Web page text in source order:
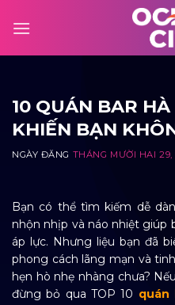
10 QUÁN BAR
KHIẾN BẠN
NGÀY ĐĂNG THÁNG MƯỜI HAI 29,
Bạn có thể tìm kiếm dễ
nhộn nhịp và náo nhiệt giúp
áp lực. Nhưng liệu bạn đã
phong cách lãng mạn và
hẹn hò nhẹ nhàng chưa?
đừng bỏ qua TOP 10 quán